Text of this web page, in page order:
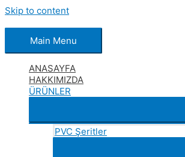
Skip to content
Main Menu
ANASAYFA
HAKKIMIZDA
ÜRÜNLER
PVC Şeritler